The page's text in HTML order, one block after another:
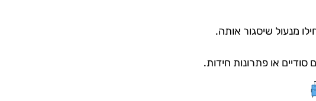
מנעול שיסגור אותה.
או פתרונות חידות.